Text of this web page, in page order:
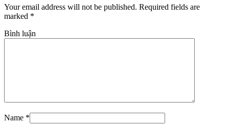
Your email address will not be published. Required fields are
marked *
Bình luận
Name *